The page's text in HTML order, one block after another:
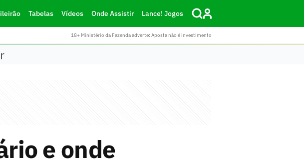
Tabelas Vídeos Onde Assistir Lance! Jogos
18+ Ministério da Fazenda adverte: Aposta não é investimento
e onde